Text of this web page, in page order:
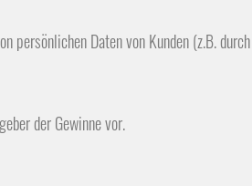
persönlichen Daten von Kunden (z.B. durch
der Gewinne vor.